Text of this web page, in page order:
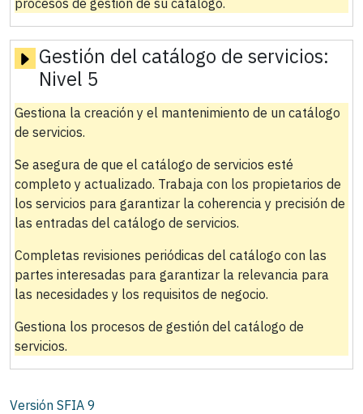
procesos de gestión de su catálogo.
Gestión del catálogo de servicios:
Nivel 5
Gestiona la creación y el mantenimiento de un catálogo
de servicios.
Se asegura de que el catálogo de servicios esté
completo y actualizado. Trabaja con los propietarios de
los servicios para garantizar la coherencia y precisión de
las entradas del catálogo de servicios.
Completas revisiones periódicas del catálogo con las
partes interesadas para garantizar la relevancia para
las necesidades y los requisitos de negocio.
Gestiona los procesos de gestión del catálogo de
servicios.
Versión SFIA 9